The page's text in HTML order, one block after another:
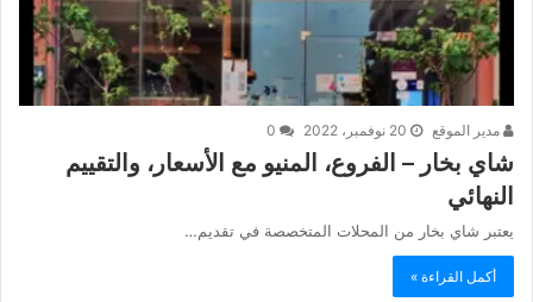
مدير الموقع 20 نوفمبر، 2022
شاي بخار – الفروع، المنيو مع الأسعار، والتقييم
النهائي
يعتبر شاي بخار من المحلات المتخصصة في تقديم…
أكمل القراءة »